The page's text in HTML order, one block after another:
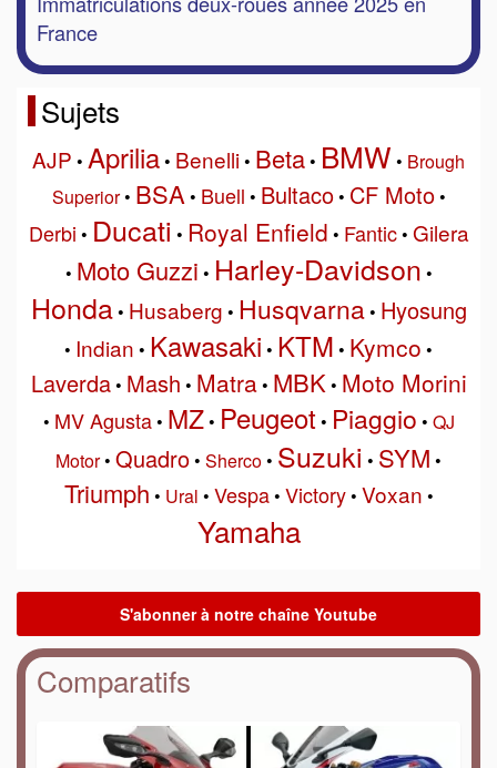
France
Sujets
AJP • Aprilia• Benelli• Beta• BMW • Brough
Superior• BSA• Buell • Bultaco• CF Moto•
Derbi • Ducati • Royal Enfield • Fantic• Gilera
• Moto Guzzi • Harley-Davidson •
Honda• Husaberg • Husqvarna• Hyosung
• Indian • Kawasaki • KTM • Kymco •
Laverda• Mash • Matra• MBK• Moto Morini
• MV Agusta• MZ• Peugeot • Piaggio • QJ
Motor• Quadro• Sherco• Suzuki • SYM •
Triumph • Ural • Vespa• Victory• Voxan •
Yamaha
Comparatifs